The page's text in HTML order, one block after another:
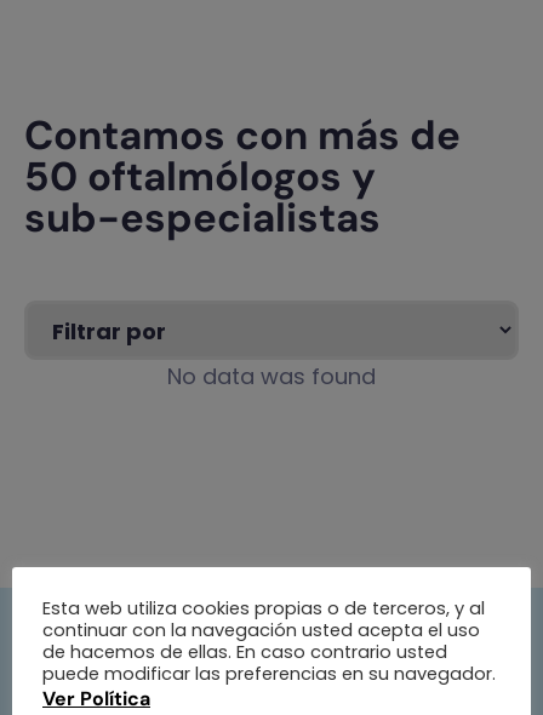
Contamos con más de
50 oftalmólogos y
sub-especialistas
No data was found
Pide tu cita ahora
Contáctanos, nuestros asesores están
Esta web utiliza cookies propias o de terceros, y al
continuar con la navegación usted acepta el uso
de hacemos de ellas. En caso contrario usted
puede modificar las preferencias en su navegador.
Ver Política